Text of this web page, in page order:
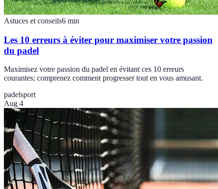
Astuces et conseils6 min
Les 10 erreurs à éviter pour maximiser votre passion
du padel
Maximisez votre passion du padel en évitant ces 10 erreurs
courantes; comprenez comment progresser tout en vous amusant.
padelsport
Aug 4